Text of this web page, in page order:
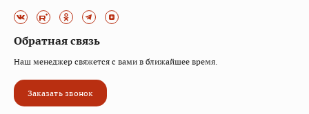
Обратная связь
Наш менеджер свяжется с вами в ближайшее время.
Заказать звонок